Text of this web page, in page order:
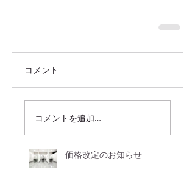
コメント
コメントを追加…
価格改定のお知らせ